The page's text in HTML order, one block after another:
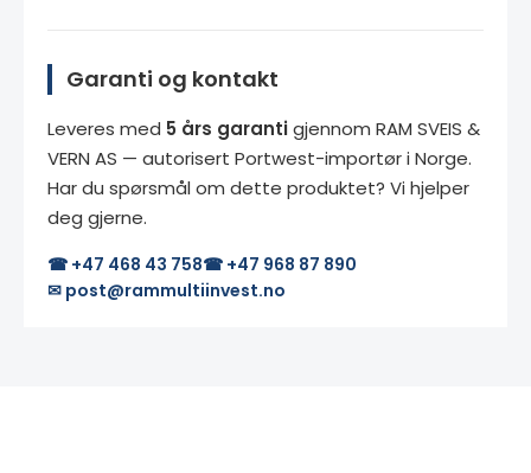
Garanti og kontakt
Leveres med 5 års garantigjennom RAM SVEIS &
VERN AS — autorisert Portwest-importør i Norge.
Har du spørsmål om dette produktet? Vi hjelper
deg gjerne.
☎ +47 468 43 758☎ +47 968 87 890
✉ post@rammultiinvest.no